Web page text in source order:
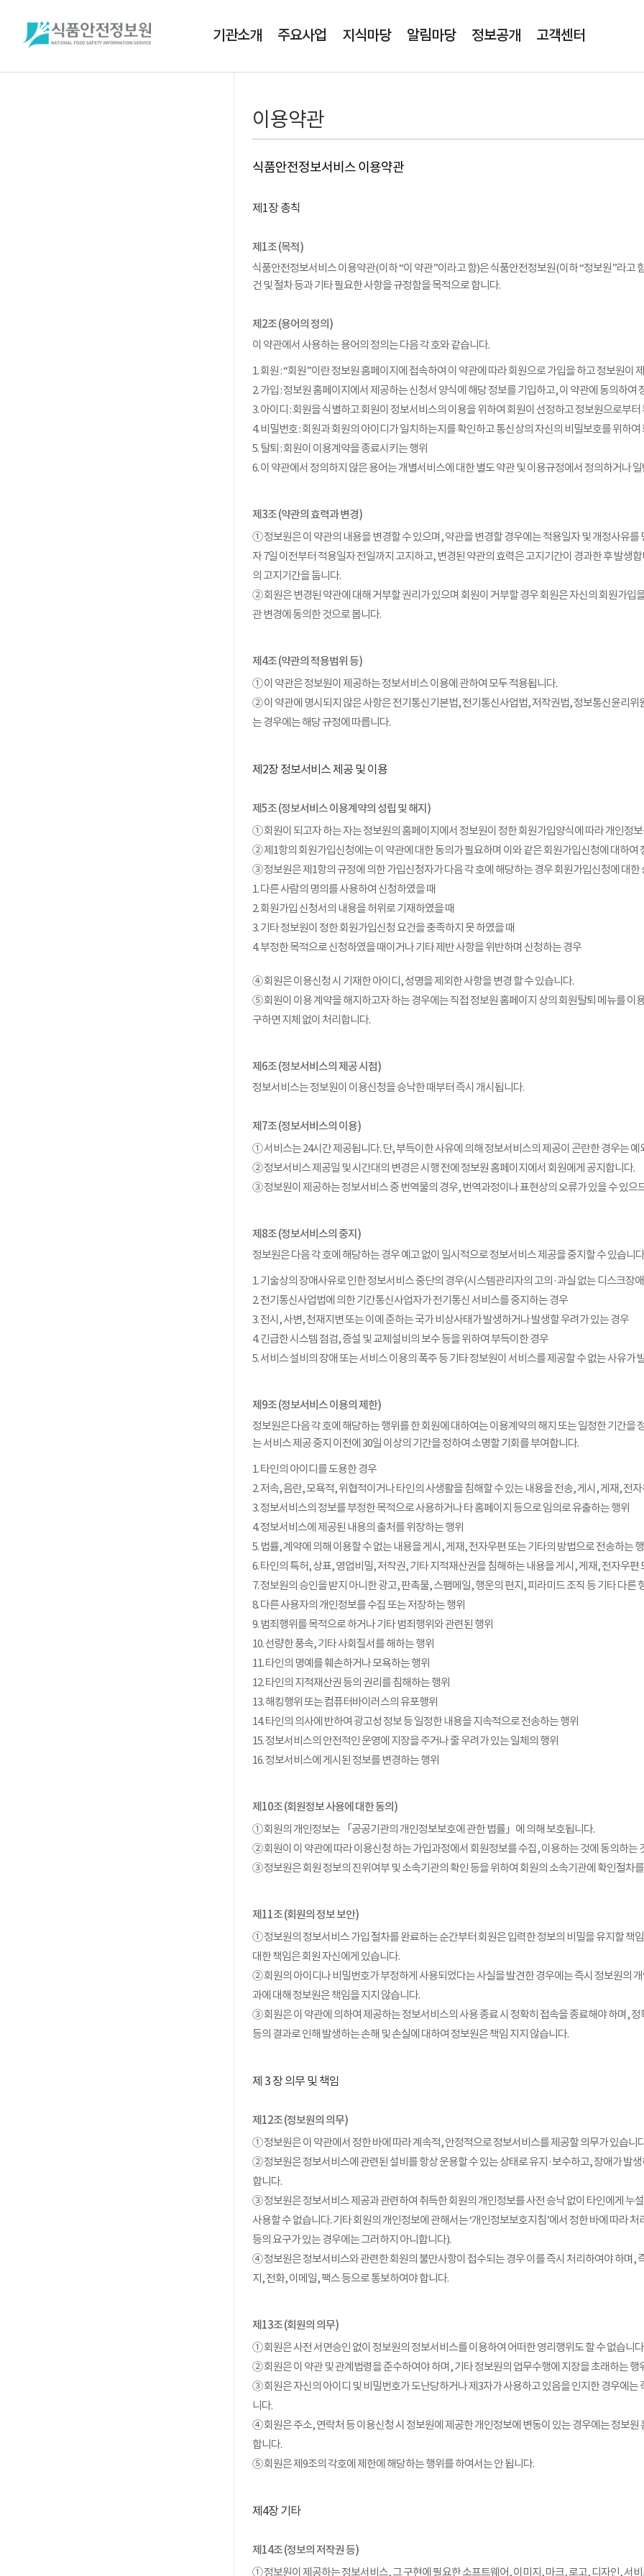
기관소개 주요사업 지식마당 알림마당 정보공개 고객센터
이용약관
식품안전정보서비스 이용약관
제1장 총칙
제1조 (목적)
식품안전정보서비스 이용약관(이하 “이 약관”이라고 함)은 식품안전정보원(이하 “정보원”라고
건 및 절차 등과 기타 필요한 사항을 규정함을 목적으로 합니다.
제2조 (용어의 정의)
이 약관에서 사용하는 용어의 정의는 다음 각 호와 같습니다.
1. 회원 : “회원”이란 정보원 홈페이지에 접속하여 이 약관에 따라 회원으로 가입을 하고 정보원이
2. 가입 : 정보원 홈페이지에서 제공하는 신청서 양식에 해당 정보를 기입하고, 이 약관에 동의하
3. 아이디 : 회원을 식별하고 회원이 정보서비스의 이용을 위하여 회원이 선정하고 정보원으로부
4. 비밀번호 : 회원과 회원의 아이디가 일치하는지를 확인하고 통신상의 자신의 비밀보호를 위하
5. 탈퇴 : 회원이 이용계약을 종료시키는 행위
6. 이 약관에서 정의하지 않은 용어는 개별서비스에 대한 별도 약관 및 이용규정에서 정의하거나
제3조 (약관의 효력과 변경)
① 정보원은 이 약관의 내용을 변경할 수 있으며, 약관을 변경할 경우에는 적용일자 및 개정사유
자 7일 이전부터 적용일자 전일까지 고지하고, 변경된 약관의 효력은 고지기간이 경과한 후 발생
의 고지기간을 둡니다.
② 회원은 변경된 약관에 대해 거부할 권리가 있으며 회원이 거부할 경우 회원은 자신의 회원가입
관 변경에 동의한 것으로 봅니다.
제4조 (약관의 적용범위 등)
① 이 약관은 정보원이 제공하는 정보서비스 이용에 관하여 모두 적용됩니다.
② 이 약관에 명시되지 않은 사항은 전기통신기본법, 전기통신사업법, 저작권법, 정보통신윤리
는 경우에는 해당 규정에 따릅니다.
제2장 정보서비스 제공 및 이용
제5조 (정보서비스 이용계약의 성립 및 해지)
① 회원이 되고자 하는 자는 정보원의 홈페이지에서 정보원이 정한 회원가입양식에 따라 개인정
② 제1항의 회원가입신청에는 이 약관에 대한 동의가 필요하며 이와 같은 회원가입신청에 대하
③ 정보원은 제1항의 규정에 의한 가입신청자가 다음 각 호에 해당하는 경우 회원가입신청에 대한
1. 다른 사람의 명의를 사용하여 신청하였을 때
2. 회원가입 신청서의 내용을 허위로 기재하였을 때
3. 기타 정보원이 정한 회원가입신청 요건을 충족하지 못 하였을 때
4. 부정한 목적으로 신청하였을 때이거나 기타 제반 사항을 위반하며 신청하는 경우
④ 회원은 이용신청 시 기재한 아이디, 성명을 제외한 사항을 변경 할 수 있습니다.
⑤ 회원이 이용 계약을 해지하고자 하는 경우에는 직접 정보원 홈페이지 상의 회원탈퇴 메뉴를
구하면 지체 없이 처리합니다.
제6조 (정보서비스의 제공 시점)
정보서비스는 정보원이 이용신청을 승낙한 때부터 즉시 개시됩니다.
제7조 (정보서비스의 이용)
① 서비스는 24시간 제공됩니다. 단, 부득이한 사유에 의해 정보서비스의 제공이 곤란한 경우는 예
② 정보서비스 제공일 및 시간대의 변경은 시행 전에 정보원 홈페이지에서 회원에게 공지합니다.
③ 정보원이 제공하는 정보서비스 중 번역물의 경우, 번역과정이나 표현상의 오류가 있을 수 있으
제8조 (정보서비스의 중지)
정보원은 다음 각 호에 해당하는 경우 예고 없이 일시적으로 정보서비스 제공을 중지할 수 있습니
1. 기술상의 장애사유로 인한 정보서비스 중단의 경우(시스템관리자의 고의·과실 없는 디스크장
2. 전기통신사업법에 의한 기간통신사업자가 전기통신 서비스를 중지하는 경우
3. 전시, 사변, 천재지변 또는 이에 준하는 국가 비상사태가 발생하거나 발생할 우려가 있는 경우
4. 긴급한 시스템 점검, 증설 및 교체설비의 보수 등을 위하여 부득이한 경우
5. 서비스 설비의 장애 또는 서비스 이용의 폭주 등 기타 정보원이 서비스를 제공할 수 없는 사유가
제9조 (정보서비스 이용의 제한)
정보원은 다음 각 호에 해당하는 행위를 한 회원에 대하여는 이용계약의 해지 또는 일정한 기간
는 서비스 제공 중지 이전에 30일 이상의 기간을 정하여 소명할 기회를 부여합니다.
1. 타인의 아이디를 도용한 경우
2. 저속, 음란, 모욕적, 위협적이거나 타인의 사생활을 침해할 수 있는 내용을 전송, 게시, 게재, 전
3. 정보서비스의 정보를 부정한 목적으로 사용하거나 타 홈페이지 등으로 임의로 유출하는 행위
4. 정보서비스에 제공된 내용의 출처를 위장하는 행위
5. 법률, 계약에 의해 이용할 수 없는 내용을 게시, 게재, 전자우편 또는 기타의 방법으로 전송하는
6. 타인의 특허, 상표, 영업비밀, 저작권, 기타 지적재산권을 침해하는 내용을 게시, 게재, 전자우편
7. 정보원의 승인을 받지 아니한 광고, 판촉물, 스팸메일, 행운의 편지, 피라미드 조직 등 기타 다
8. 다른 사용자의 개인정보를 수집 또는 저장하는 행위
9. 범죄행위를 목적으로 하거나 기타 범죄행위와 관련된 행위
10. 선량한 풍속, 기타 사회질서를 해하는 행위
11. 타인의 명예를 훼손하거나 모욕하는 행위
12. 타인의 지적재산권 등의 권리를 침해하는 행위
13. 해킹행위 또는 컴퓨터바이러스의 유포행위
14. 타인의 의사에 반하여 광고성 정보 등 일정한 내용을 지속적으로 전송하는 행위
15. 정보서비스의 안전적인 운영에 지장을 주거나 줄 우려가 있는 일체의 행위
16. 정보서비스에 게시된 정보를 변경하는 행위
제10조 (회원정보 사용에 대한 동의)
① 회원의 개인정보는 「공공기관의 개인정보보호에 관한 법률」에 의해 보호됩니다.
② 회원이 이 약관에 따라 이용신청 하는 가입과정에서 회원정보를 수집, 이용하는 것에 동의하는
③ 정보원은 회원 정보의 진위여부 및 소속기관의 확인 등을 위하여 회원의 소속기관에 확인절차
제11조 (회원의 정보 보안)
① 정보원의 정보서비스 가입 절차를 완료하는 순간부터 회원은 입력한 정보의 비밀을 유지할 책
대한 책임은 회원 자신에게 있습니다.
② 회원의 아이디나 비밀번호가 부정하게 사용되었다는 사실을 발견한 경우에는 즉시 정보원의
과에 대해 정보원은 책임을 지지 않습니다.
③ 회원은 이 약관에 의하여 제공하는 정보서비스의 사용 종료 시 정확히 접속을 종료해야 하며,
등의 결과로 인해 발생하는 손해 및 손실에 대하여 정보원은 책임 지지 않습니다.
제 3 장 의무 및 책임
제12조 (정보원의 의무)
① 정보원은 이 약관에서 정한 바에 따라 계속적, 안정적으로 정보서비스를 제공할 의무가 있습니
② 정보원은 정보서비스에 관련된 설비를 항상 운용할 수 있는 상태로 유지·보수하고, 장애가 발
합니다.
③ 정보원은 정보서비스 제공과 관련하여 취득한 회원의 개인정보를 사전 승낙 없이 타인에게 누
사용할 수 없습니다. 기타 회원의 개인정보에 관해서는 ‘개인정보보호지침’에서 정한 바에 따라
등의 요구가 있는 경우에는 그러하지 아니합니다).
④ 정보원은 정보서비스와 관련한 회원의 불만사항이 접수되는 경우 이를 즉시 처리하여야 하며,
지, 전화, 이메일, 팩스 등으로 통보하여야 합니다.
제13조 (회원의 의무)
① 회원은 사전 서면승인 없이 정보원의 정보서비스를 이용하여 어떠한 영리행위도 할 수 없습니
② 회원은 이 약관 및 관계법령을 준수하여야 하며, 기타 정보원의 업무수행에 지장을 초래하는 행
③ 회원은 자신의 아이디 및 비밀번호가 도난당하거나 제3자가 사용하고 있음을 인지한 경우에
니다.
④ 회원은 주소, 연락처 등 이용신청 시 정보원에 제공한 개인정보에 변동이 있는 경우에는 정보
합니다.
⑤ 회원은 제9조의 각호에 제한에 해당하는 행위를 하여서는 안 됩니다.
제4장 기타
제14조 (정보의 저작권 등)
① 정보원이 제공하는 정보서비스, 그 구현에 필요한 소프트웨어, 이미지, 마크, 로고, 디자인, 서